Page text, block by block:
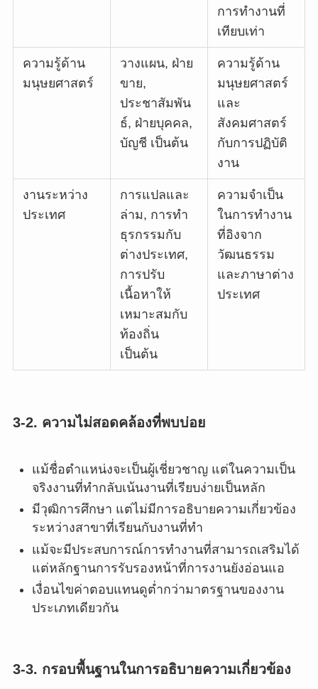
การทำงานที่
เทียบเท่า
ความรู้ด้าน
มนุษยศาสตร์
วางแผน, ฝ่าย
ขาย,
ประชาสัมพัน
ธ์, ฝ่ายบุคคล,
บัญชี เป็นต้น
ความรู้ด้าน
มนุษยศาสตร์
และ
สังคมศาสตร์
กับการปฏิบัติ
งาน
งานระหว่าง
ประเทศ
การแปลและ
ล่าม, การทำ
ธุรกรรมกับ
ต่างประเทศ,
การปรับ
เนื้อหาให้
เหมาะสมกับ
ท้องถิ่น
เป็นต้น
ความจำเป็น
ในการทำงาน
ที่อิงจาก
วัฒนธรรม
และภาษาต่าง
ประเทศ
3-2. ความไม่สอดคล้องที่พบบ่อย
แม้ชื่อตำแหน่งจะเป็นผู้เชี่ยวชาญ แต่ในความเป็น
จริงงานที่ทำกลับเน้นงานที่เรียบง่ายเป็นหลัก
มีวุฒิการศึกษา แต่ไม่มีการอธิบายความเกี่ยวข้อง
ระหว่างสาขาที่เรียนกับงานที่ทำ
แม้จะมีประสบการณ์การทำงานที่สามารถเสริมได้
แต่หลักฐานการรับรองหน้าที่การงานยังอ่อนแอ
เงื่อนไขค่าตอบแทนดูต่ำกว่ามาตรฐานของงาน
ประเภทเดียวกัน
3-3. กรอบพื้นฐานในการอธิบายความเกี่ยวข้อง